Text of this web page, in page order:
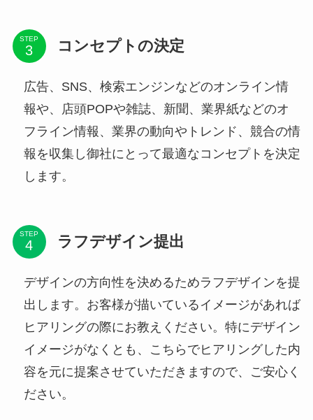
STEP コンセプトの決定
広告、SNS、検索エンジンなどのオンライン情
報や、店頭POPや雑誌、新聞、業界紙などのオ
フライン情報、業界の動向やトレンド、競合の情
報を収集し御社にとって最適なコンセプトを決定
します。
STEP ラフデザイン提出
デザインの方向性を決めるためラフデザインを提
出します。お客様が描いているイメージがあれば
ヒアリングの際にお教えください。特にデザイン
イメージがなくとも、こちらでヒアリングした内
容を元に提案させていただきますので、ご安心く
ださい。